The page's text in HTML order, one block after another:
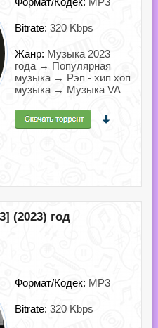
Bitrate: 320 Kbps
Жанр: Музыка 2023
года → Популярная
музыка → Рэп - хип хоп
музыка → Музыка VA
(2023) год
Формат/Кодек: MP3
Bitrate: 320 Kbps